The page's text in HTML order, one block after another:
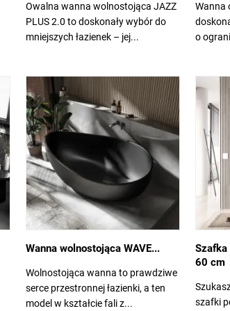
Owalna wanna wolnostojąca JAZZ
PLUS 2.0 to doskonały wybór do
mniejszych łazienek – jej...
Wanna
o
Wanna wolnostojąca WAVE...
Wolnostojąca wanna to prawdziwe
serce przestronnej łazienki, a ten
model w kształcie fali z...
Szafka
60 cm
szafki